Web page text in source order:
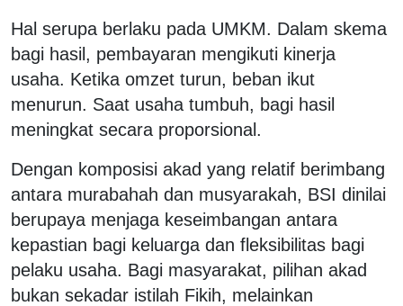
Hal serupa berlaku pada UMKM. Dalam skema
bagi hasil, pembayaran mengikuti kinerja
usaha. Ketika omzet turun, beban ikut
menurun. Saat usaha tumbuh, bagi hasil
meningkat secara proporsional.
Dengan komposisi akad yang relatif berimbang
antara murabahah dan musyarakah, BSI dinilai
berupaya menjaga keseimbangan antara
kepastian bagi keluarga dan fleksibilitas bagi
pelaku usaha. Bagi masyarakat, pilihan akad
bukan sekadar istilah Fikih, melainkan